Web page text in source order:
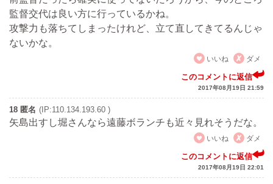
監督交代は良い方に行っているかね。
攻撃力も落ちてしまったけれど、立て直してきてるんじゃ
ないかな。
いいね
ダメ
このコメントに返信
2017年08月19日 21:59
18 匿名 (IP:110.134.193.60 )
矢島出すし堀さんなら遠藤ボランチも近々見れそうだな。
いいね
ダメ
このコメントに返信
2017年08月19日 22:01